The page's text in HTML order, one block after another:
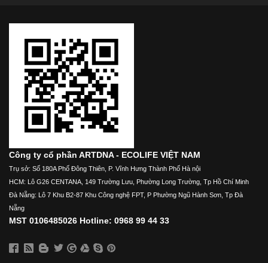
Công ty cổ phần ARTDNA - ECOLIFE VIỆT NAM
Trụ sở: Số 180A Phố Đông Thiên, P. Vĩnh Hưng Thành Phố Hà nội
HCM: Lô G26 CENTANA, 149 Trường Lưu, Phường Long Trường, Tp Hồ Chí Minh
Đà Nẵng: Lô 7 Khu B2-87 Khu Công nghệ FPT, P Phường Ngũ Hành Sơn, Tp Đà
Nẵng
MST 0106485026 Hotline: 0968 99 44 33